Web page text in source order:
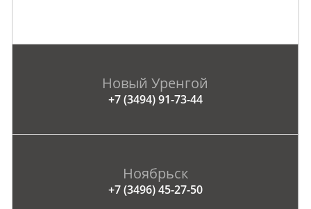
Новый Уренгой
+7 (3494) 91-73-44
Ноябрьск
+7 (3496) 45-27-50